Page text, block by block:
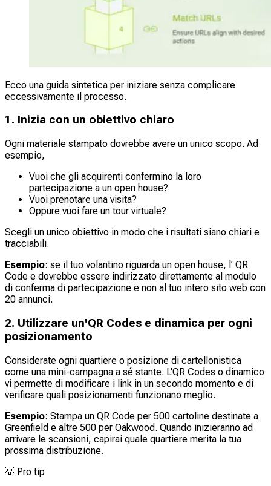
Ecco una guida sintetica per iniziare senza complicare
eccessivamente il processo.
1. Inizia con un obiettivo chiaro
Ogni materiale stampato dovrebbe avere un unico scopo. Ad
esempio,
Vuoi che gli acquirenti confermino la loro
partecipazione a un open house?
Vuoi prenotare una visita?
Oppure vuoi fare un tour virtuale?
Scegli un unico obiettivo in modo che i risultati siano chiari e
tracciabili.
Esempio: se il tuo volantino riguarda un open house, l’ QR
Code e dovrebbe essere indirizzato direttamente al modulo
di conferma di partecipazione e non al tuo intero sito web con
20 annunci.
2. Utilizzare un'QR Codes e dinamica per ogni
posizionamento
Considerate ogni quartiere o posizione di cartellonistica
come una mini-campagna a sé stante. L'QR Codes o dinamico
vi permette di modificare i link in un secondo momento e di
verificare quali posizionamenti funzionano meglio.
Esempio: Stampa un QR Code per 500 cartoline destinate a
Greenfield e altre 500 per Oakwood. Quando inizieranno ad
arrivare le scansioni, capirai quale quartiere merita la tua
prossima distribuzione.
💡 Pro tip